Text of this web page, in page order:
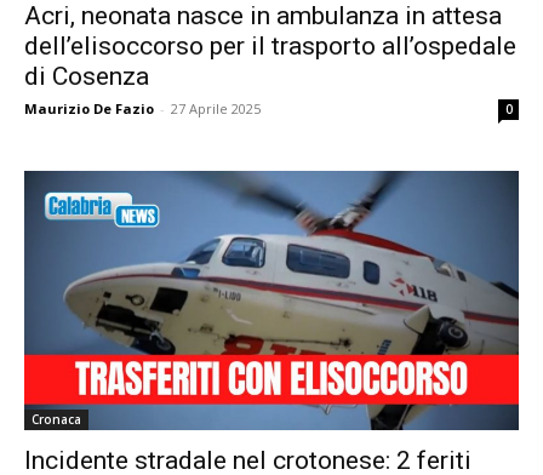
Acri, neonata nasce in ambulanza in attesa
dell’elisoccorso per il trasporto all’ospedale
di Cosenza
Maurizio De Fazio - 27 Aprile 2025 0
Cronaca
Incidente stradale nel crotonese: 2 feriti